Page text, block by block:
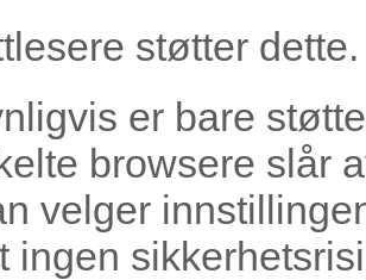
støtter dette.
er bare
browsere slår
velger
ingen